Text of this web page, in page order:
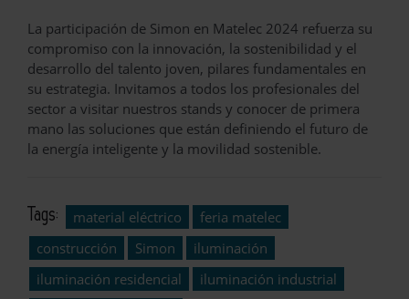
La participación de Simon en Matelec 2024 refuerza su
compromiso con la innovación, la sostenibilidad y el
desarrollo del talento joven, pilares fundamentales en
su estrategia. Invitamos a todos los profesionales del
sector a visitar nuestros stands y conocer de primera
mano las soluciones que están definiendo el futuro de
la energía inteligente y la movilidad sostenible.
Tags: material eléctrico
feria matelec
construcción
Simon
iluminación
iluminación residencial
iluminación industrial